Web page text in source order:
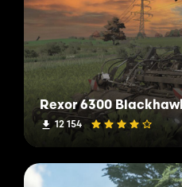
Rexor 6300
12 154